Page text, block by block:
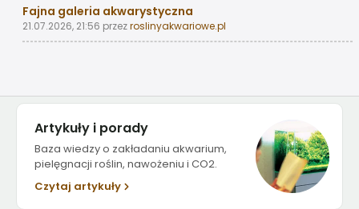
Fajna galeria akwarystyczna
21.07.2026, 21:56 przezroslinyakwariowe.pl
Artykuły i porady
Baza wiedzy o zakładaniu akwarium,
pielęgnacji roślin, nawożeniu i CO2.
Czytaj artykuły